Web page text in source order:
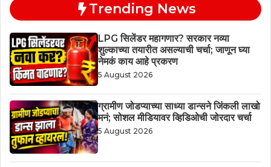
Trending News
LPG सिलेंडर महागणार? सरकार नव्या
शुल्काच्या तयारीत असल्याची चर्चा; जाणून घ्या
नेमकं काय आहे प्रकरण
5 August 2026
ग्रामीण जोडप्याच्या साध्या डान्सने जिंकली लाखो
मनं; सोशल मीडियावर व्हिडिओची जोरदार चर्चा
5 August 2026